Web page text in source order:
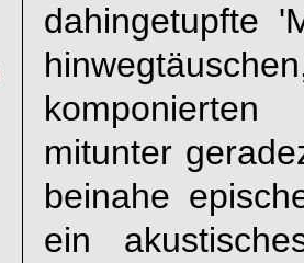
dahingetupfte
mitunter
beinahe
ein